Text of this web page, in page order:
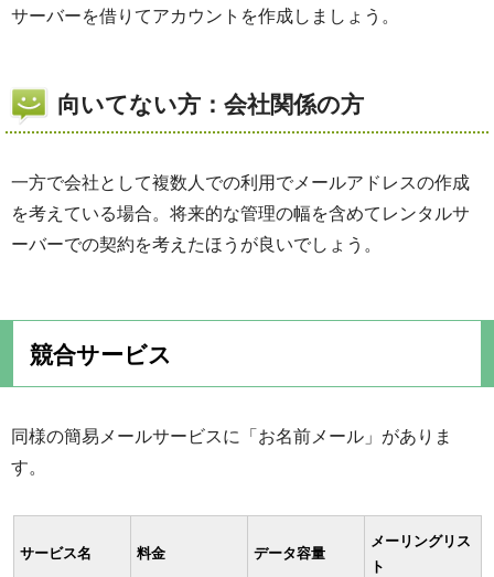
サーバーを借りてアカウントを作成しましょう。
向いてない方：会社関係の方
一方で会社として複数人での利用でメールアドレスの作成
を考えている場合。将来的な管理の幅を含めてレンタルサ
ーバーでの契約を考えたほうが良いでしょう。
競合サービス
同様の簡易メールサービスに「お名前メール」がありま
す。
サービス名 料金 データ容量
メーリングリス
ト